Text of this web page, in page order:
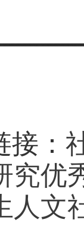
：
究优
人文